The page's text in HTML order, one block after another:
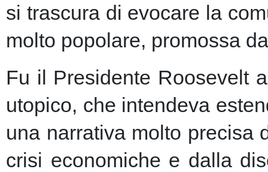
si trascura di evocare la
molto popolare, promossa
Fu il Presidente Roosevelt
utopico, che intendeva
una narrativa molto precisa
crisi economiche e dalla